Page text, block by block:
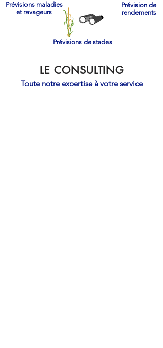
Prévisions maladies
et ravageurs
Prévision de
rendements
Prévisions de stades
LE CONSULTING
Toute notre expertise à votre service